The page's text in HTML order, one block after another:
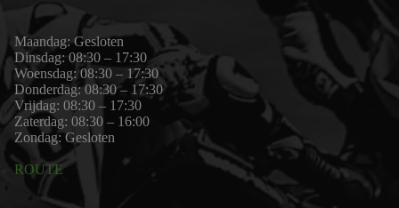
Maandag: Gesloten
Dinsdag: 08:30 – 17:30
Woensdag: 08:30 – 17:30
Donderdag: 08:30 – 17:30
Vrijdag: 08:30 – 17:30
Zaterdag: 08:30 – 16:00
Zondag: Gesloten
ROUTE